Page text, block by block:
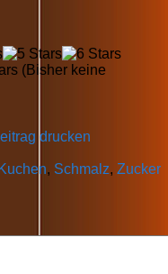
(Bisher keine
drucken
Kuchen, Schmalz, Zucker